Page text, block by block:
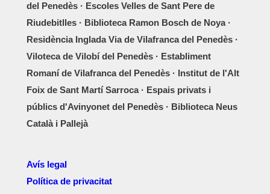
del Penedès · Escoles Velles de Sant Pere de
Riudebitlles · Biblioteca Ramon Bosch de Noya ·
Residència Inglada Via de Vilafranca del Penedès ·
Viloteca de Vilobí del Penedès · Establiment
Romaní de Vilafranca del Penedès · Institut de l'Alt
Foix de Sant Martí Sarroca · Espais privats i
públics d'Avinyonet del Penedès · Biblioteca Neus
Català i Pallejà
Avís legal
Política de privacitat